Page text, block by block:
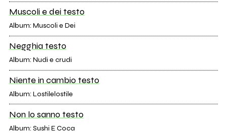
Muscoli e dei testo
Album: Muscoli e Dei
Negghia testo
Album: Nudi e crudi
Niente in cambio testo
Album: Lostilelostile
Non lo sanno testo
Album: Sushi E Coca